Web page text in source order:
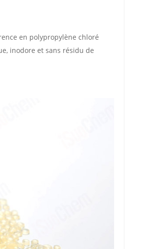
en polypropylène chloré
inodore et sans résidu de